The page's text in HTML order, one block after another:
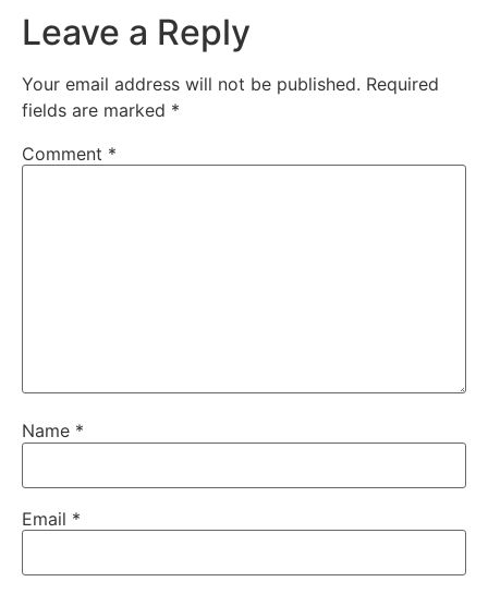
Leave a Reply
Your email address will not be published. Required
fields are marked *
Comment *
Name *
Email *